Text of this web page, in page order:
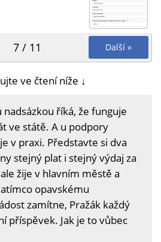
Další »
7 / 11
ve čtení níže ↓
nadsázkou říká, že funguje
ve státě. A u podpory
v praxi. Představte si dva
stejný plat i stejný výdaj za
žije v hlavním městě a
opavskému
zamítne, Pražák každý
příspěvek. Jak je to vůbec